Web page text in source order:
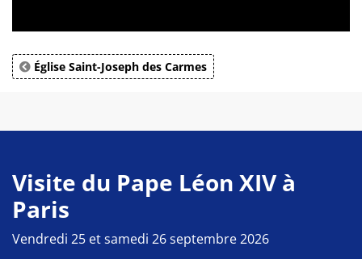
Église Saint-Joseph des Carmes
Visite du Pape Léon XIV à
Paris
Vendredi 25 et samedi 26 septembre 2026